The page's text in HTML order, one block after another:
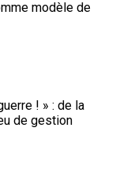
modèle de
! » : de la
de gestion